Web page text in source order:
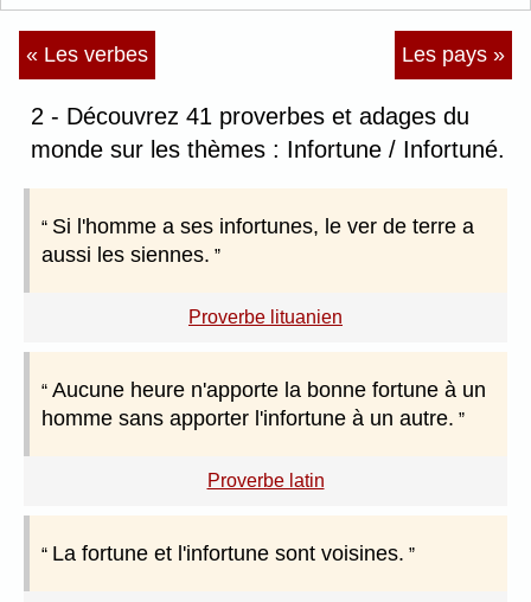
« Les verbes Les pays »
2 - Découvrez 41 proverbes et adages du
monde sur les thèmes : Infortune / Infortuné.
Si l'homme a ses infortunes, le ver de terre a
aussi les siennes.
Proverbe lituanien
Aucune heure n'apporte la bonne fortune à un
homme sans apporter l'infortune à un autre.
Proverbe latin
La fortune et l'infortune sont voisines.